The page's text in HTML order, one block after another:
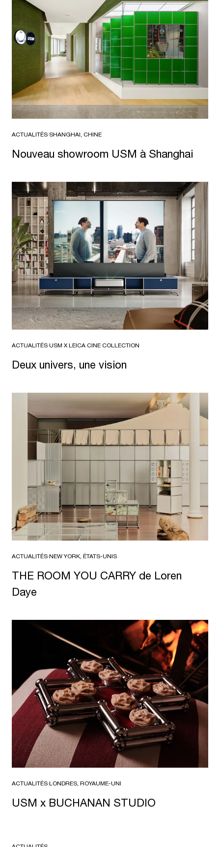
ACTUALITÉS·SHANGHAI, CHINE
Nouveau showroom USM à Shanghai
ACTUALITÉS·USM X LEICA CINE COLLECTION
Deux univers, une vision
ACTUALITÉS·NEW YORK, ÉTATS-UNIS
THE ROOM YOU CARRY de Loren
Daye
ACTUALITÉS·LONDRES, ROYAUME-UNI
USM x BUCHANAN STUDIO